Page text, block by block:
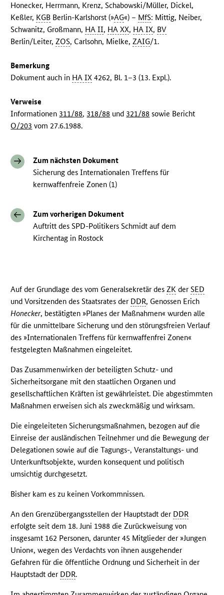
Honecker, Herrmann, Krenz, Schabowski/Müller, Dickel,
Keßler, KGB Berlin-Karlshorst (»AG«) – MfS: Mittig, Neiber,
Schwanitz, Großmann, HA II, HA XX, HA IX, BV
Berlin/Leiter,ZOS, Carlsohn, Mielke,ZAIG/1.
Bemerkung
Dokument auch in HA IX 4262, Bl. 1–3 (13. Expl.).
Verweise
Informationen 311/88, 318/88 und 321/88 sowie Bericht
O/203 vom 27.6.1988.
Zum nächsten Dokument
Sicherung des Internationalen Treffens für
kernwaffenfreie Zonen (1)
Zum vorherigen Dokument
Auftritt des SPD-Politikers Schmidt auf dem
Kirchentag in Rostock
Auf der Grundlage des vom Generalsekretär desZK derSED
und Vorsitzenden des Staatsrates der DDR, Genossen Erich
Honecker, bestätigten »Planes der Maßnahmen« wurden alle
für die unmittelbare Sicherung und den störungsfreien Verlauf
des »Internationalen Treffens für kernwaffenfrei Zonen«
festgelegten Maßnahmen eingeleitet.
Das Zusammenwirken der beteiligten Schutz- und
Sicherheitsorgane mit den staatlichen Organen und
gesellschaftlichen Kräften ist gewährleistet. Die abgestimmten
Maßnahmen erweisen sich als zweckmäßig und wirksam.
Die eingeleiteten Sicherungsmaßnahmen, bezogen auf die
Einreise der ausländischen Teilnehmer und die Bewegung der
Delegationen sowie auf die Tagungs-, Veranstaltungs- und
Unterkunftsobjekte, wurden konsequent und politisch
umsichtig durchgesetzt.
Bisher kam es zu keinen Vorkommnissen.
An den Grenzübergangsstellen der Hauptstadt der DDR
erfolgte seit dem 18. Juni 1988 die Zurückweisung von
insgesamt 162 Personen, darunter 45 Mitglieder der »Jungen
Union«, wegen des Verdachts von ihnen ausgehender
Gefahren für die öffentliche Ordnung und Sicherheit in der
Hauptstadt der DDR.